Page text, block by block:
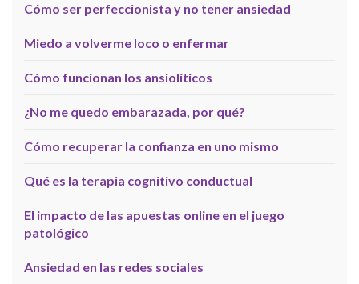
Cómo ser perfeccionista y no tener ansiedad
Miedo a volverme loco o enfermar
Cómo funcionan los ansiolíticos
¿No me quedo embarazada, por qué?
Cómo recuperar la confianza en uno mismo
Qué es la terapia cognitivo conductual
El impacto de las apuestas online en el juego
patológico
Ansiedad en las redes sociales